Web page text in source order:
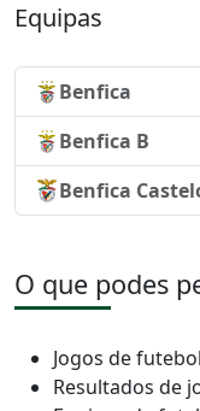
Equipas
Benfica
Benfica B
Benfica
O que podes
Jogos de
Resultados de